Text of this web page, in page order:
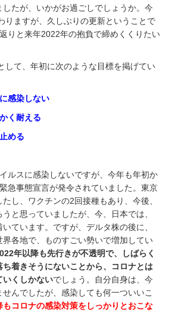
たが、いかがお過ごしでしょうか。今
りますが、久しぶりの更新ということで
りと来年2022年の抱負で締めくくりたい
して、年初に次のような目標を掲げてい
感染しない
く耐える
める
ルスに感染しないですが、今年も年初か
急事態宣言が発令されていました。東京
し、ワクチンの2回接種もあり、今後、
と思っていましたが、今、日本では、
ています。ですが、デルタ株の後に、
各地で、ものすごい勢いで増加してい
年以降も先行きが不透明で、しばらく
着きそうにないことから、コロナとは
いくしかないでしょう。自分自身は、今
んでしたが、感染しても何一ついいこ
もコロナの感染対策をしっかりとおこな